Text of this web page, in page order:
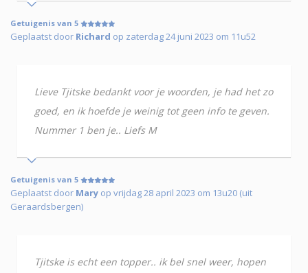
Getuigenis van 5
Geplaatst door Richard op zaterdag 24 juni 2023 om 11u52
Lieve Tjitske bedankt voor je woorden, je had het zo
goed, en ik hoefde je weinig tot geen info te geven.
Nummer 1 ben je.. Liefs M
Getuigenis van 5
Geplaatst door Mary op vrijdag 28 april 2023 om 13u20 (uit
Geraardsbergen)
Tjitske is echt een topper.. ik bel snel weer, hopen